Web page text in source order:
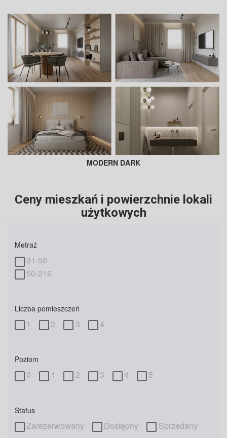
MODERN DARK
Ceny mieszkań i powierzchnie lokali
użytkowych
Metraż
31-50
50-216
Liczba pomieszczeń
1 2 3 4
Poziom
0 1 2 3 4 5
Status
Zarezerwowany Dostępny Sprzedany